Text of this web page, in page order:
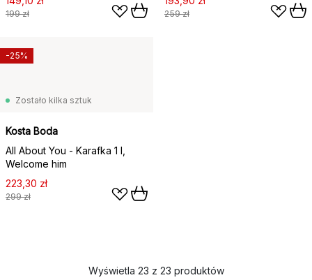
199 zł 259 zł
Zostało kilka sztuk
Kosta Boda
All About You - Karafka 1 l,
Welcome him
223,30 zł
299 zł
-25%
Wyświetla 23 z 23 produktów